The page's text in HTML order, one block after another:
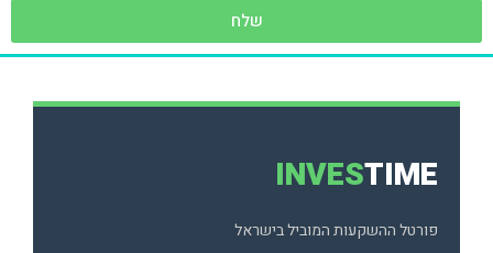
שלח
INVESTIME
פורטל ההשקעות המוביל בישראל